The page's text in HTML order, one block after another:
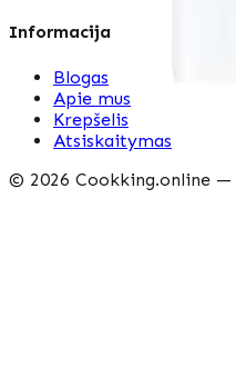
Informacija
Blogas
Apie mus
Krepšelis
Atsiskaitymas
© 2026 Cookking.online —